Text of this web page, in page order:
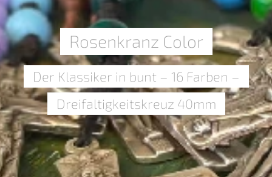
Rosenkranz Color
Der Klassiker in bunt – 16 Farben –
Dreifaltigkeitskreuz 40mm